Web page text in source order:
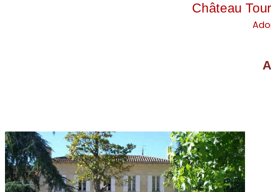
Château